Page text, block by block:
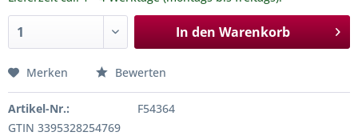
In den Warenkorb
Merken Bewerten
Artikel-Nr.:
F54364
GTIN 3395328254769